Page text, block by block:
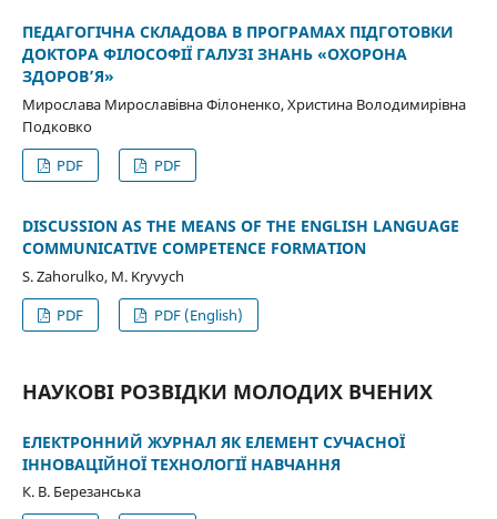
ПЕДАГОГІЧНА СКЛАДОВА В ПРОГРАМАХ ПІДГОТОВКИ
ДОКТОРА ФІЛОСОФІЇ ГАЛУЗІ ЗНАНЬ «ОХОРОНА
ЗДОРОВ’Я»
Мирослава Мирославівна Філоненко, Христина Володимирівна
Подковко
PDF
PDF
DISCUSSION AS THE MEANS OF THE ENGLISH LANGUAGE
COMMUNICATIVE COMPETENCE FORMATION
S. Zahorulko, M. Kryvych
PDF
PDF (English)
НАУКОВІ РОЗВІДКИ МОЛОДИХ ВЧЕНИХ
ЕЛЕКТРОННИЙ ЖУРНАЛ ЯК ЕЛЕМЕНТ СУЧАСНОЇ
ІННОВАЦІЙНОЇ ТЕХНОЛОГІЇ НАВЧАННЯ
К. В. Березанська